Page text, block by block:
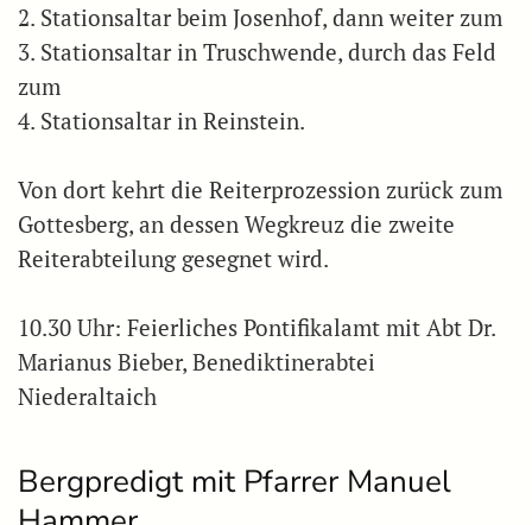
2. Stationsaltar beim Josenhof, dann weiter zum
3. Stationsaltar in Truschwende, durch das Feld
zum
4. Stationsaltar in Reinstein.
Von dort kehrt die Reiterprozession zurück zum
Gottesberg, an dessen Wegkreuz die zweite
Reiterabteilung gesegnet wird.
10.30 Uhr: Feierliches Pontifikalamt mit Abt Dr.
Marianus Bieber, Benediktinerabtei
Niederaltaich
Bergpredigt mit Pfarrer Manuel